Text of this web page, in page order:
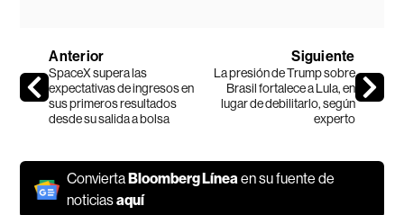
Anterior
SpaceX supera las
expectativas de ingresos en
sus primeros resultados
desde su salida a bolsa
Siguiente
La presión de Trump sobre
Brasil fortalece a Lula, en
lugar de debilitarlo, según
experto
ConviertaBloomberg Líneaen su fuente de
noticiasaquí